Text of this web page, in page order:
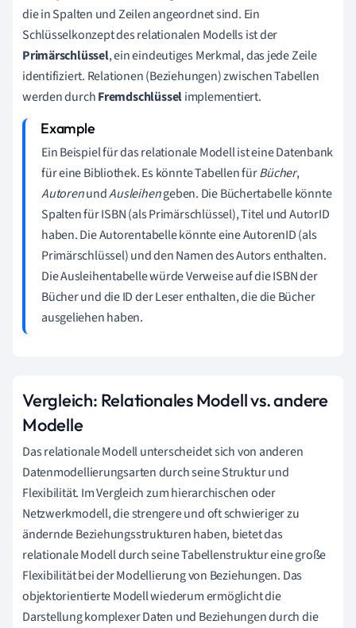
die in Spalten und Zeilen angeordnet sind. Ein
Schlüsselkonzept des relationalen Modells ist der
Primärschlüssel, ein eindeutiges Merkmal, das jede Zeile
identifiziert. Relationen (Beziehungen) zwischen Tabellen
werden durchFremdschlüsselimplementiert.
Ein Beispiel für das relationale Modell ist eine Datenbank
für eine Bibliothek. Es könnte Tabellen fürBücher,
AutorenundAusleihengeben. Die Büchertabelle könnte
Spalten für ISBN (als Primärschlüssel), Titel und AutorID
haben. Die Autorentabelle könnte eine AutorenID (als
Primärschlüssel) und den Namen des Autors enthalten.
Die Ausleihentabelle würde Verweise auf die ISBN der
Bücher und die ID der Leser enthalten, die die Bücher
ausgeliehen haben.
Vergleich: Relationales Modell vs. andere
Modelle
Das relationale Modell unterscheidet sich von anderen
Datenmodellierungsarten durch seine Struktur und
Flexibilität. Im Vergleich zum hierarchischen oder
Netzwerkmodell, die strengere und oft schwieriger zu
ändernde Beziehungsstrukturen haben, bietet das
relationale Modell durch seine Tabellenstruktur eine große
Flexibilität bei der Modellierung von Beziehungen. Das
objektorientierte Modell wiederum ermöglicht die
Darstellung komplexer Daten und Beziehungen durch die